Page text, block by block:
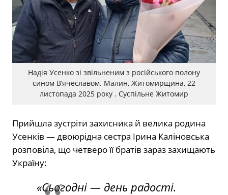
Надія Усенко зі звільненим з російського полону
сином В’ячеславом. Малин, Житомирщина, 22
листопада 2025 року . Суспільне Житомир
Прийшла зустріти захисника й велика родина
Усенків — двоюрідна сестра Ірина Каліновська
розповіла, що четверо її братів зараз захищають
Україну:
«Сьогодні — день радості.